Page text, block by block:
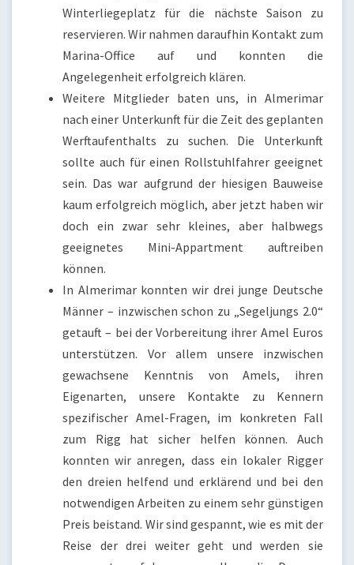
Winterliegeplatz für die nächste Saison zu
reservieren. Wir nahmen daraufhin Kontakt zum
Marina-Office auf und konnten die
Angelegenheit erfolgreich klären.
Weitere Mitglieder baten uns, in Almerimar
nach einer Unterkunft für die Zeit des geplanten
Werftaufenthalts zu suchen. Die Unterkunft
sollte auch für einen Rollstuhlfahrer geeignet
sein. Das war aufgrund der hiesigen Bauweise
kaum erfolgreich möglich, aber jetzt haben wir
doch ein zwar sehr kleines, aber halbwegs
geeignetes Mini-Appartment auftreiben
können.
In Almerimar konnten wir drei junge Deutsche
Männer – inzwischen schon zu „Segeljungs 2.0“
getauft – bei der Vorbereitung ihrer Amel Euros
unterstützen. Vor allem unsere inzwischen
gewachsene Kenntnis von Amels, ihren
Eigenarten, unsere Kontakte zu Kennern
spezifischer Amel-Fragen, im konkreten Fall
zum Rigg hat sicher helfen können. Auch
konnten wir anregen, dass ein lokaler Rigger
den dreien helfend und erklärend und bei den
notwendigen Arbeiten zu einem sehr günstigen
Preis beistand. Wir sind gespannt, wie es mit der
Reise der drei weiter geht und werden sie